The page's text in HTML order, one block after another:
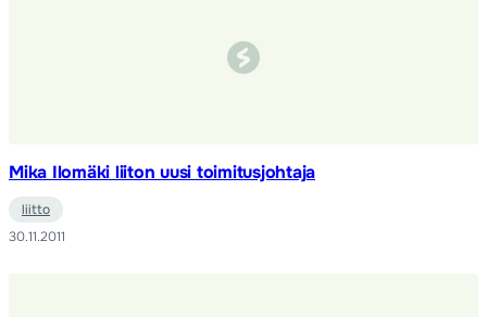
Mika Ilomäki liiton uusi toimitusjohtaja
liitto
30.11.2011